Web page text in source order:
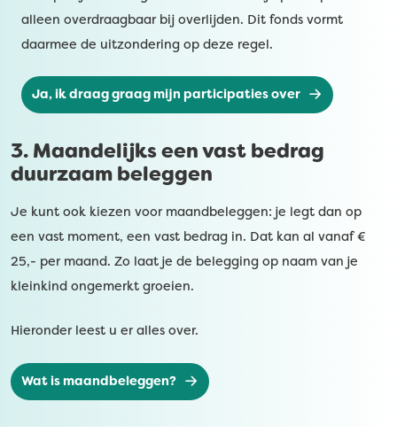
alleen overdraagbaar bij overlijden. Dit fonds vormt
daarmee de uitzondering op deze regel.
Ja, ik draag graag mijn participaties over
3. Maandelijks een vast bedrag
duurzaam beleggen
Je kunt ook kiezen voor maandbeleggen: je legt dan op
een vast moment, een vast bedrag in. Dat kan al vanaf €
25,- per maand. Zo laat je de belegging op naam van je
kleinkind ongemerkt groeien.
Hieronder leest u er alles over.
Wat is maandbeleggen?